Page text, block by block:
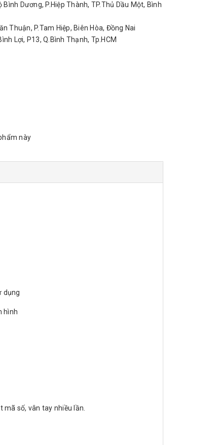
Dương, P.Hiệp Thành, TP.Thủ Dầu Một, Bình
Thuận, P.Tam Hiệp, Biên Hòa, Đồng Nai
Lợi, P13, Q.Bình Thạnh, Tp.HCM
này
dụng
hình
số, vân tay nhiều lần.